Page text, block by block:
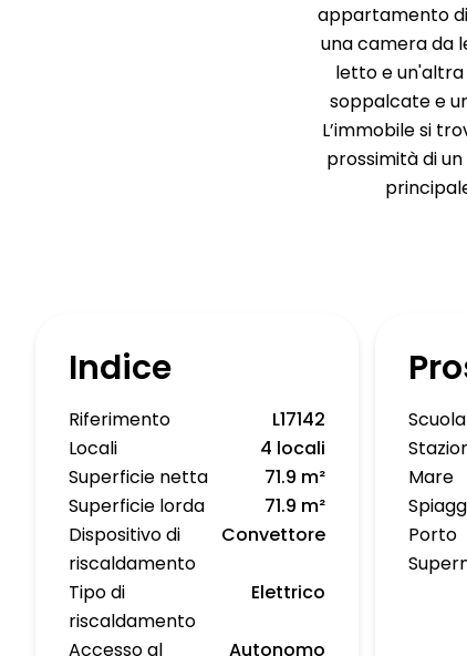
appartamento
una camera da
letto e
soppalcate e
L’immobile si
prossimità di
Indice
Riferimento
L17142
Locali
4 locali
Superficie netta
71.9 m²
Superficie lorda
71.9 m²
Dispositivo di
riscaldamento
Convettore
Tipo di
riscaldamento
Elettrico
Accesso al
Autonomo
Mare
Porto